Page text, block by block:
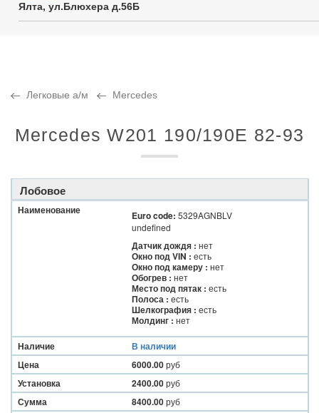
Ялта, ул.Блюхера д.56Б
Легковые а/м Mercedes
Mercedes W201 190/190E 82-93
Лобовое
Наименование Euro code: 5329AGNBLV
undefined
Датчик дождя : нет
Окно под VIN : есть
Окно под камеру : нет
Обогрев : нет
Место под пятак : есть
Полоса : есть
Шелкография : есть
Молдинг : нет
Наличие
В наличии
Цена
6000.00руб
Установка 2400.00руб
Сумма 8400.00руб